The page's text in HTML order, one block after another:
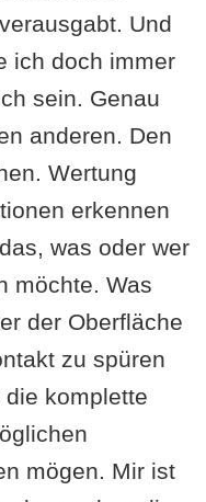
Und
ich doch immer
sein. Genau
anderen. Den
Wertung
erkennen
was oder wer
möchte. Was
der Oberfläche
zu spüren
komplette
mögen. Mir ist